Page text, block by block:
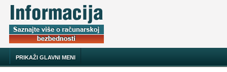
PRIKAŽI GLAVNI MENI